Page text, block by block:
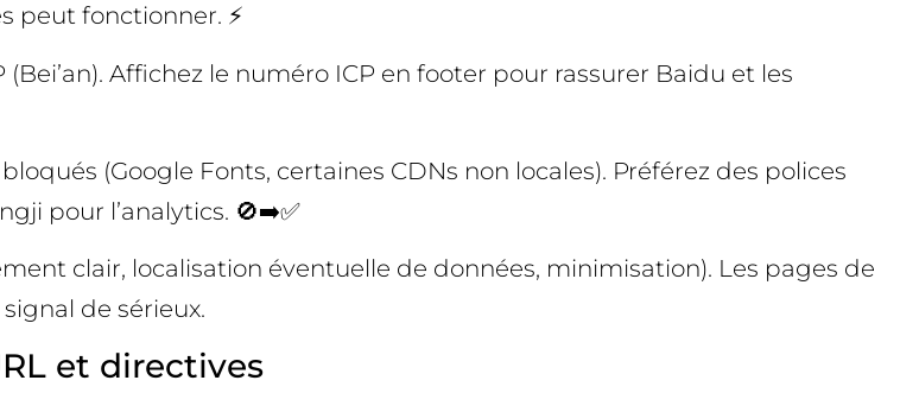
peut fonctionner. ⚡
Affichez le numéro ICP en footer pour rassurer Baidu et les
(Google Fonts, certaines CDNs non locales). Préférez des polices
pour l’analytics. 🚫➡️✅
clair, localisation éventuelle de données, minimisation). Les pages de
de sérieux.
et directives